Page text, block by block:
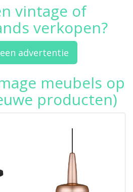
vintage of
verkopen?
advertentie
meubels op
producten)